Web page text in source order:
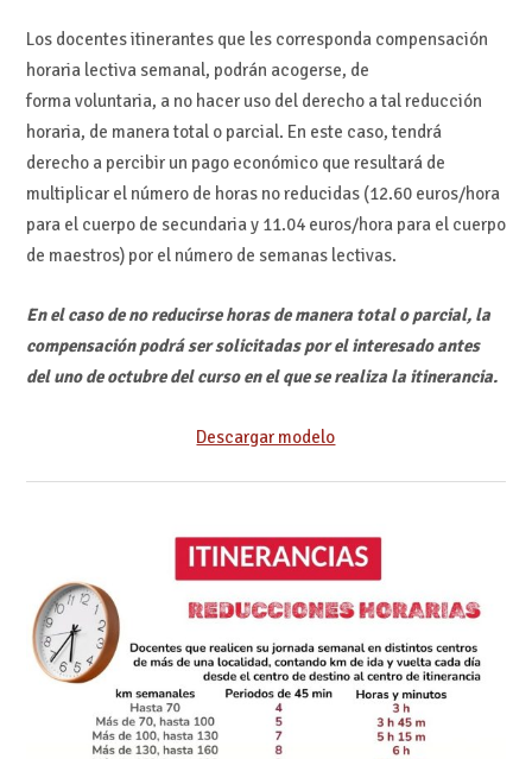
Los docentes itinerantes que les corresponda compensación
horaria lectiva semanal, podrán acogerse, de
forma voluntaria, a no hacer uso del derecho a tal reducción
horaria, de manera total o parcial. En este caso, tendrá
derecho a percibir un pago económico que resultará de
multiplicar el número de horas no reducidas (12.60 euros/hora
para el cuerpo de secundaria y 11.04 euros/hora para el cuerpo
de maestros) por el número de semanas lectivas.
En el caso de no reducirse horas de manera total o parcial, la
compensación podrá ser solicitadas por el interesado antes
del uno de octubre del curso en el que se realiza la itinerancia.
Descargar modelo